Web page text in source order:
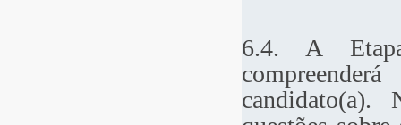
6.4. A
candidato(a).